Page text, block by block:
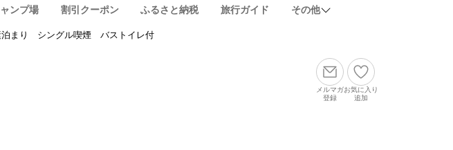
ンプ場 割引クーポン ふるさと納税 旅行ガイド その他
泊まり シングル喫煙 バストイレ付
メルマガ
登録
お気に入り
追加